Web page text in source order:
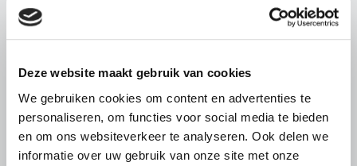
Deze website maakt gebruik van cookies
We gebruiken cookies om content en advertenties te
personaliseren, om functies voor social media te bieden
en om ons websiteverkeer te analyseren. Ook delen we
informatie over uw gebruik van onze site met onze
campagne ‘1001ha bomen’ moet het planten van bomen
makkelijker maken.